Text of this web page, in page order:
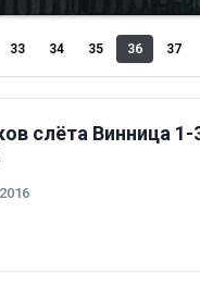
33 34 35 36 37
слёта Винница 1-